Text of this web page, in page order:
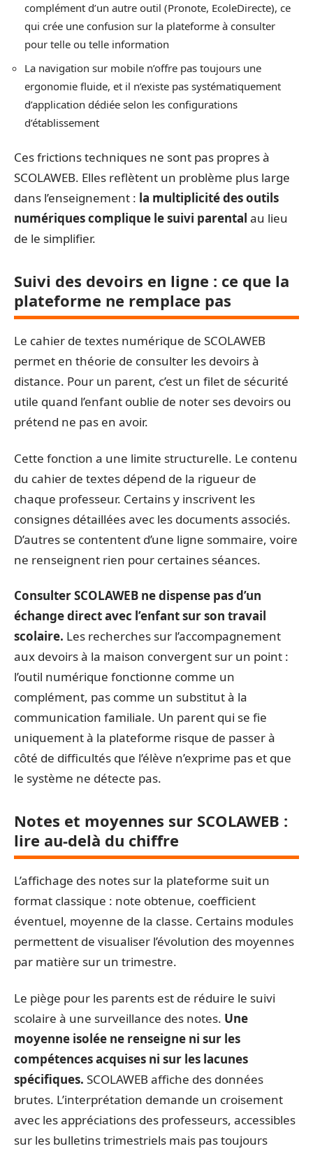
complément d’un autre outil (Pronote, EcoleDirecte), ce
qui crée une confusion sur la plateforme à consulter
pour telle ou telle information
La navigation sur mobile n’offre pas toujours une
ergonomie fluide, et il n’existe pas systématiquement
d’application dédiée selon les configurations
d’établissement
Ces frictions techniques ne sont pas propres à
SCOLAWEB. Elles reflètent un problème plus large
dans l’enseignement : la multiplicité des outils
numériques complique le suivi parental au lieu
de le simplifier.
Suivi des devoirs en ligne : ce que la
plateforme ne remplace pas
Le cahier de textes numérique de SCOLAWEB
permet en théorie de consulter les devoirs à
distance. Pour un parent, c’est un filet de sécurité
utile quand l’enfant oublie de noter ses devoirs ou
prétend ne pas en avoir.
Cette fonction a une limite structurelle. Le contenu
du cahier de textes dépend de la rigueur de
chaque professeur. Certains y inscrivent les
consignes détaillées avec les documents associés.
D’autres se contentent d’une ligne sommaire, voire
ne renseignent rien pour certaines séances.
Consulter SCOLAWEB ne dispense pas d’un
échange direct avec l’enfant sur son travail
scolaire. Les recherches sur l’accompagnement
aux devoirs à la maison convergent sur un point :
l’outil numérique fonctionne comme un
complément, pas comme un substitut à la
communication familiale. Un parent qui se fie
uniquement à la plateforme risque de passer à
côté de difficultés que l’élève n’exprime pas et que
le système ne détecte pas.
Notes et moyennes sur SCOLAWEB :
lire au-delà du chiffre
L’affichage des notes sur la plateforme suit un
format classique : note obtenue, coefficient
éventuel, moyenne de la classe. Certains modules
permettent de visualiser l’évolution des moyennes
par matière sur un trimestre.
Le piège pour les parents est de réduire le suivi
scolaire à une surveillance des notes. Une
moyenne isolée ne renseigne ni sur les
compétences acquises ni sur les lacunes
spécifiques. SCOLAWEB affiche des données
brutes. L’interprétation demande un croisement
avec les appréciations des professeurs, accessibles
sur les bulletins trimestriels mais pas toujours